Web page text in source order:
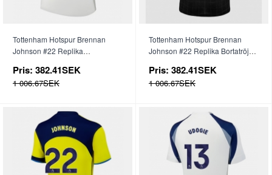
Tottenham Hotspur Brennan
Johnson #22 Replika
Kortärmad
Pris: 382.41SEK
1 006.67SEK
Tottenham Hotspur Brennan
Johnson #22 Replika Bortatröja
Pris: 382.41SEK
1 006.67SEK